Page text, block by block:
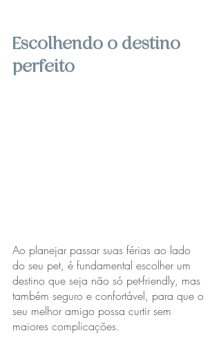
Escolhendo o destino
perfeito
Ao planejar passar suas férias ao lado
do seu pet, é fundamental escolher um
destino que seja não só pet-friendly, mas
também seguro e confortável, para que o
seu melhor amigo possa curtir sem
maiores complicações.